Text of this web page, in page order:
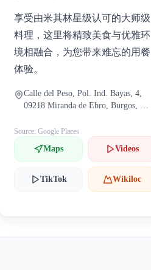
享受由米其林星级认可的大师级
料理，这里将精致美食与优雅环
境相融合，为您带来难忘的用餐
体验。
Calle del Peso, Pol. Ind. Bayas, 4,
09218 Miranda de Ebro, Burgos, 西
Source: Google Places
Maps Videos
TikTok Wikiloc